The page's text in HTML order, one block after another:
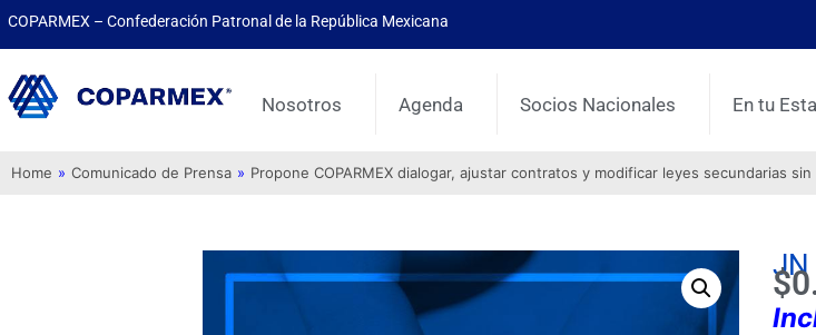
COPARMEX – Confederación Patronal de la República Mexicana
Nosotros Agenda Socios Nacionales En tu
Home » Comunicado de Prensa » Propone COPARMEX dialogar, ajustar contratos y modificar leyes secundarias
JN
$